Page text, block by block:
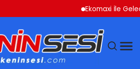
Ekomaxi İle